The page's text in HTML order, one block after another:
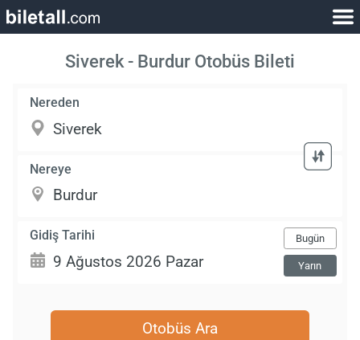
Siverek - Burdur Otobüs Bileti
Nereden
Nereye
Gidiş Tarihi Bugün
Yarın
Otobüs Ara